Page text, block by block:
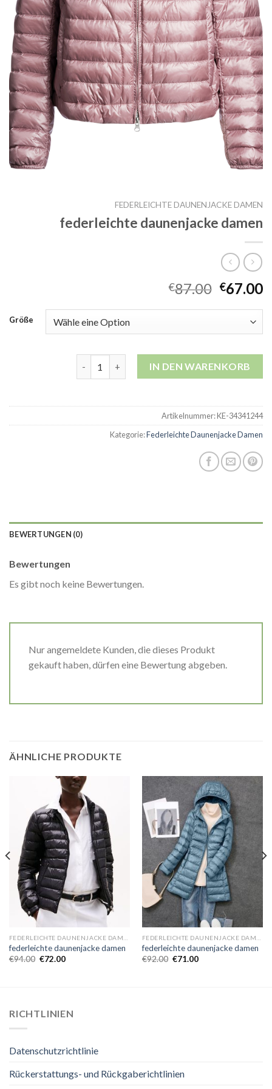
FEDERLEICHTE DAUNENJACKE DAMEN
federleichte daunenjacke damen
€87.00 €67.00
Größe
federleichte daunenjacke damen Menge
IN DEN WARENKORB
Artikelnummer:KE-34341244
Kategorie:Federleichte Daunenjacke Damen
BEWERTUNGEN (0)
Bewertungen
Es gibt noch keine Bewertungen.
Nur angemeldete Kunden, die dieses Produkt
gekauft haben, dürfen eine Bewertung abgeben.
ÄHNLICHE PRODUKTE
federleichte daunenjacke damen
€94.00 €72.00
federleichte daunenjacke damen
€92.00 €71.00
RICHTLINIEN
Datenschutzrichtlinie
Rückerstattungs- und Rückgaberichtlinien